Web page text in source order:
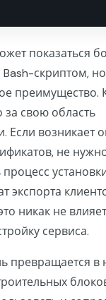
показаться
скриптом,
преимущество.
за свою область
Если возникает
не
экспорта
никак не
сервиса.
превращается в